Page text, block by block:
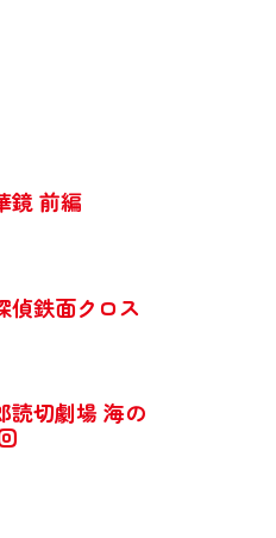
鏡 前編
偵鉄面クロス
読切劇場 海の